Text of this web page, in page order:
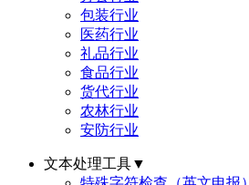
包装行业
医药行业
礼品行业
食品行业
货代行业
农林行业
安防行业
文本处理工具▼